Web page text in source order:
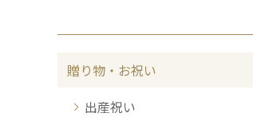
贈り物・お祝い
出産祝い